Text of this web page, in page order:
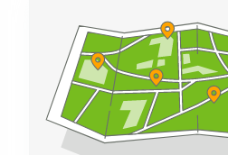
Kantoor
Hengelo
Bedrijfsruimte
Huren in
Nijmegen